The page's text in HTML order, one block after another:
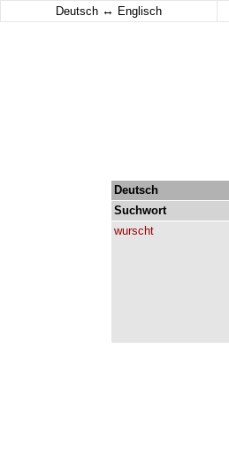
Deutsch ↔ Englisch
Deutsch
Suchwort
wurscht